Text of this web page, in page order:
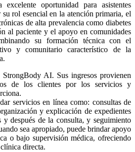
oportunidad para asistentes
rol esencial en la atención primaria, el
de alta prevalencia como diabetes
al paciente y el apoyo en comunidades
su formación técnica con el
y comunitario característico de la
AI. Sus ingresos provienen
de los clientes por los servicios y
servicios en línea como: consultas de
y explicación de expedientes
y después de la consulta, y seguimiento
sea apropiado, puede brindar apoyo
o bajo supervisión médica, ofreciendo
directa.